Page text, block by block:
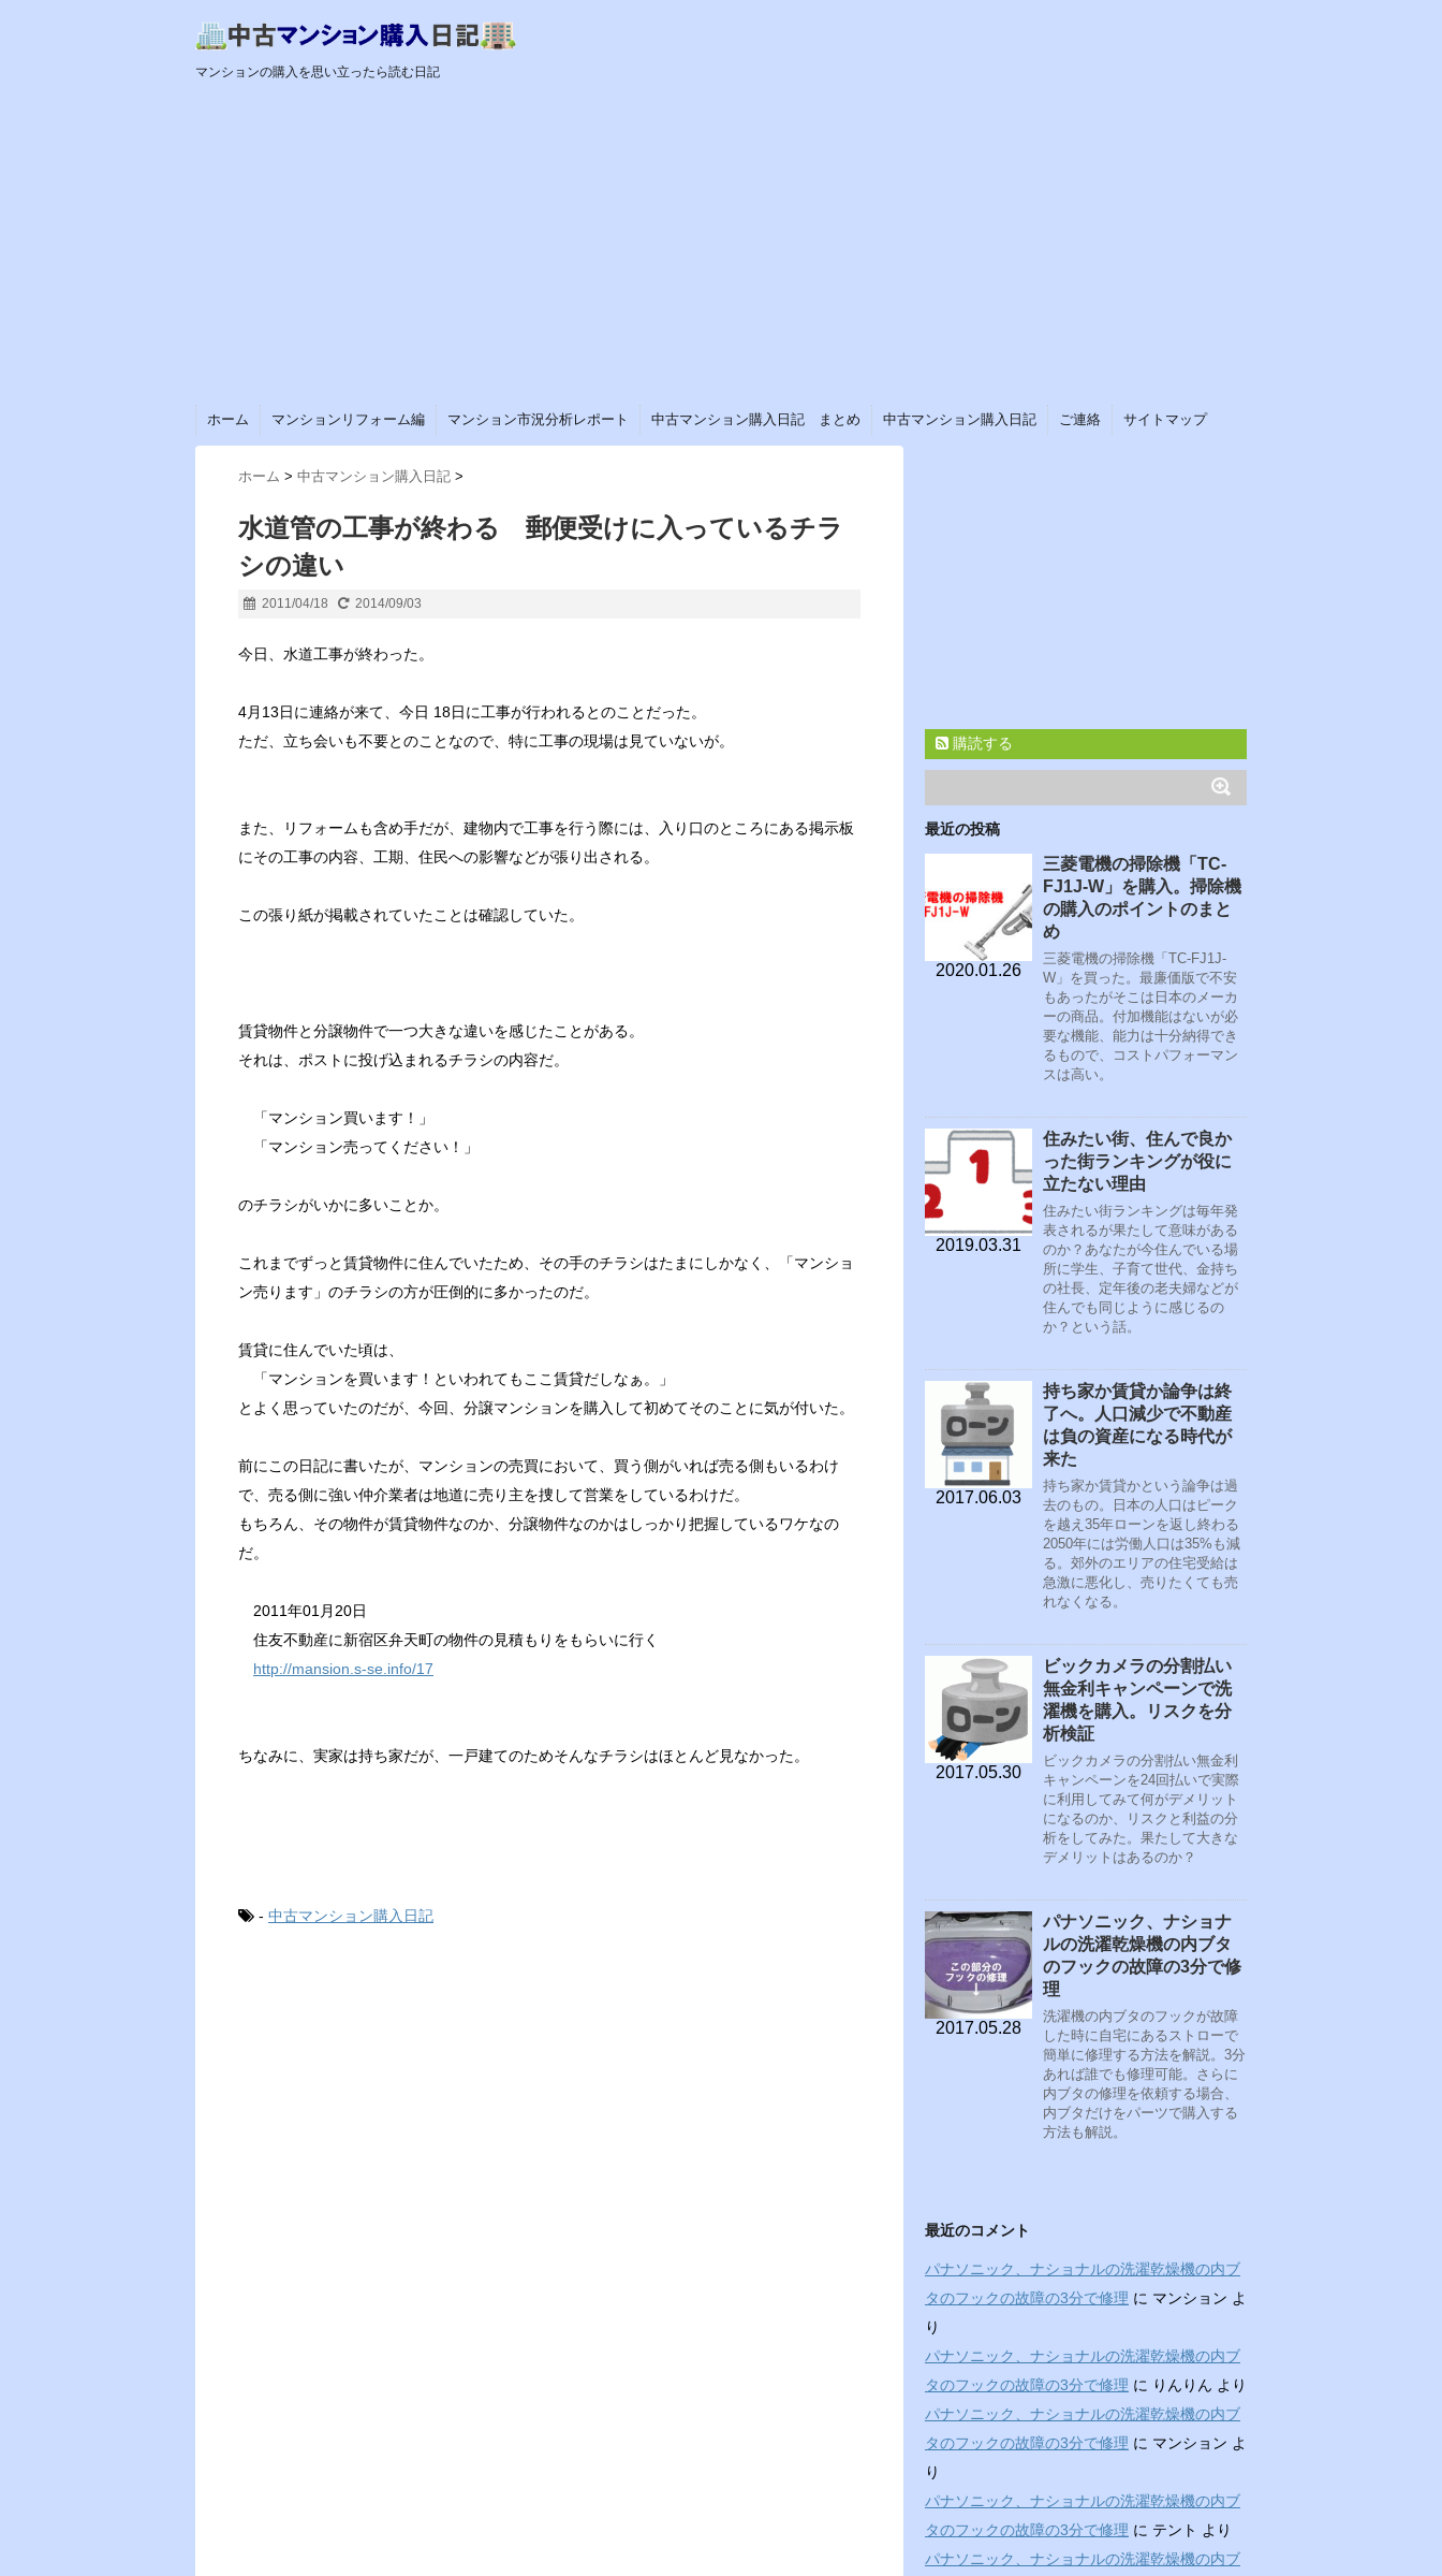
マンションの購入を思い立ったら読む日記
ホーム マンションリフォーム編 マンション市況分析レポート 中古マンション購入日記 まとめ 中古マンション購入日記 ご連絡 サイトマップ
ホーム > 中古マンション購入日記 >
水道管の工事が終わる 郵便受けに入っているチラ
シの違い
2011/04/18 2014/09/03
今日、水道工事が終わった。
4月13日に連絡が来て、今日 18日に工事が行われるとのことだった。
ただ、立ち会いも不要とのことなので、特に工事の現場は見ていないが。
また、リフォームも含め手だが、建物内で工事を行う際には、入り口のところにある掲示板
にその工事の内容、工期、住民への影響などが張り出される。
この張り紙が掲載されていたことは確認していた。
賃貸物件と分譲物件で一つ大きな違いを感じたことがある。
それは、ポストに投げ込まれるチラシの内容だ。
「マンション買います！」
「マンション売ってください！」
のチラシがいかに多いことか。
これまでずっと賃貸物件に住んでいたため、その手のチラシはたまにしかなく、「マンショ
ン売ります」のチラシの方が圧倒的に多かったのだ。
賃貸に住んでいた頃は、
「マンションを買います！といわれてもここ賃貸だしなぁ。」
とよく思っていたのだが、今回、分譲マンションを購入して初めてそのことに気が付いた。
前にこの日記に書いたが、マンションの売買において、買う側がいれば売る側もいるわけ
で、売る側に強い仲介業者は地道に売り主を捜して営業をしているわけだ。
もちろん、その物件が賃貸物件なのか、分譲物件なのかはしっかり把握しているワケなの
だ。
2011年01月20日
住友不動産に新宿区弁天町の物件の見積もりをもらいに行く
http://mansion.s-se.info/17
ちなみに、実家は持ち家だが、一戸建てのためそんなチラシはほとんど見なかった。
- 中古マンション購入日記
購読する
最近の投稿
2020.01.26
三菱電機の掃除機「TC-
FJ1J-W」を購入。掃除機
の購入のポイントのまと
め
三菱電機の掃除機「TC-FJ1J-
W」を買った。最廉価版で不安
もあったがそこは日本のメーカ
ーの商品。付加機能はないが必
要な機能、能力は十分納得でき
るもので、コストパフォーマン
スは高い。
2019.03.31
住みたい街、住んで良か
った街ランキングが役に
立たない理由
住みたい街ランキングは毎年発
表されるが果たして意味がある
のか？あなたが今住んでいる場
所に学生、子育て世代、金持ち
の社長、定年後の老夫婦などが
住んでも同じように感じるの
か？という話。
2017.06.03
持ち家か賃貸か論争は終
了へ。人口減少で不動産
は負の資産になる時代が
来た
持ち家か賃貸かという論争は過
去のもの。日本の人口はピーク
を越え35年ローンを返し終わる
2050年には労働人口は35%も減
る。郊外のエリアの住宅受給は
急激に悪化し、売りたくても売
れなくなる。
2017.05.30
ビックカメラの分割払い
無金利キャンペーンで洗
濯機を購入。リスクを分
析検証
ビックカメラの分割払い無金利
キャンペーンを24回払いで実際
に利用してみて何がデメリット
になるのか、リスクと利益の分
析をしてみた。果たして大きな
デメリットはあるのか？
2017.05.28
パナソニック、ナショナ
ルの洗濯乾燥機の内ブタ
のフックの故障の3分で修
理
洗濯機の内ブタのフックが故障
した時に自宅にあるストローで
簡単に修理する方法を解説。3分
あれば誰でも修理可能。さらに
内ブタの修理を依頼する場合、
内ブタだけをパーツで購入する
方法も解説。
最近のコメント
パナソニック、ナショナルの洗濯乾燥機の内ブ
タのフックの故障の3分で修理 に マンション よ
り
パナソニック、ナショナルの洗濯乾燥機の内ブ
タのフックの故障の3分で修理 に りんりん より
パナソニック、ナショナルの洗濯乾燥機の内ブ
タのフックの故障の3分で修理 に マンション よ
り
パナソニック、ナショナルの洗濯乾燥機の内ブ
タのフックの故障の3分で修理 に テント より
パナソニック、ナショナルの洗濯乾燥機の内ブ